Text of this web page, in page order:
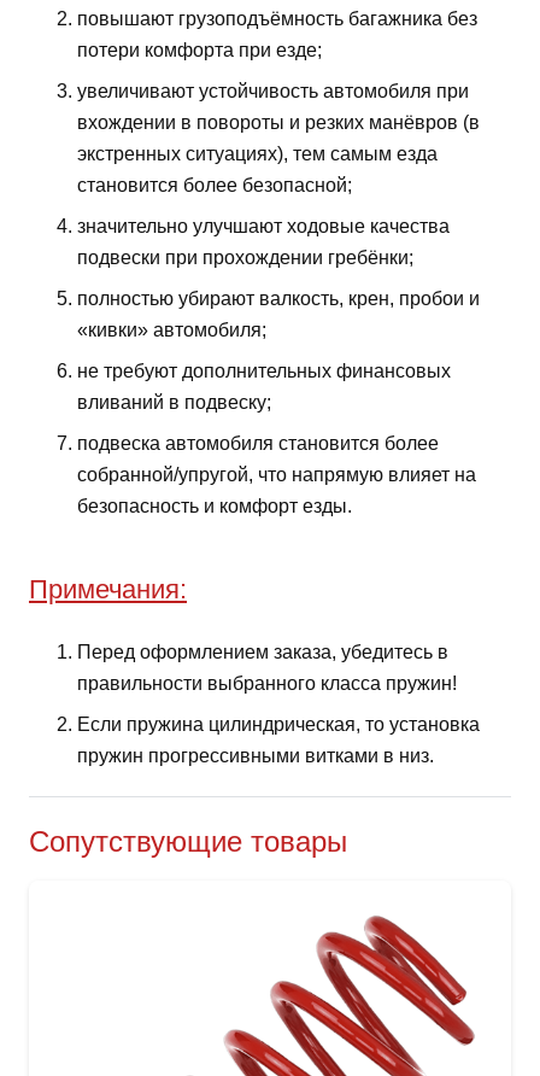
повышают грузоподъёмность багажника без
потери комфорта при езде;
увеличивают устойчивость автомобиля при
вхождении в повороты и резких манёвров (в
экстренных ситуациях), тем самым езда
становится более безопасной;
значительно улучшают ходовые качества
подвески при прохождении гребёнки;
полностью убирают валкость, крен, пробои и
«кивки» автомобиля;
не требуют дополнительных финансовых
вливаний в подвеску;
подвеска автомобиля становится более
собранной/упругой, что напрямую влияет на
безопасность и комфорт езды.
Примечания:
Перед оформлением заказа, убедитесь в
правильности выбранного класса пружин!
Если пружина цилиндрическая, то установка
пружин прогрессивными витками в низ.
Сопутствующие товары